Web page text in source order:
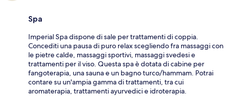
Spa
Imperial Spa dispone di sale per trattamenti di coppia.
Concediti una pausa di puro relax scegliendo fra massaggi con
le pietre calde, massaggi sportivi, massaggi svedesi e
trattamenti per il viso. Questa spa è dotata di cabine per
fangoterapia, una sauna e un bagno turco/hammam. Potrai
contare su un'ampia gamma di trattamenti, tra cui
aromaterapia, trattamenti ayurvedici e idroterapia.